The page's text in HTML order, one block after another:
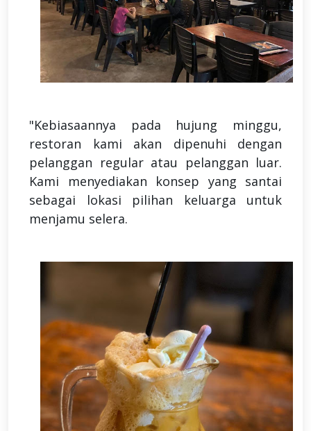
"Kebiasaannya pada hujung minggu,
restoran kami akan dipenuhi dengan
pelanggan regular atau pelanggan luar.
Kami menyediakan konsep yang santai
sebagai lokasi pilihan keluarga untuk
menjamu selera.